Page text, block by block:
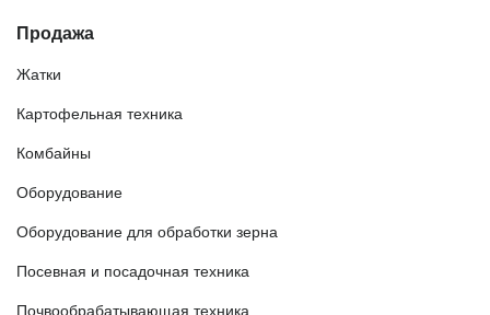
Продажа
Жатки
Картофельная техника
Комбайны
Оборудование
Оборудование для обработки зерна
Посевная и посадочная техника
Почвообрабатывающая техника